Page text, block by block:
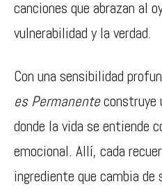
canciones que abrazan al
vulnerabilidad y la verdad.
Con una sensibilidad
es Permanenteconstruye
donde la vida se entiende
emocional. Allí, cada
ingrediente que cambia de